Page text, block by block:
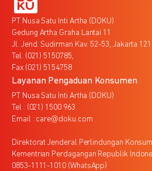
PT Nusa Satu Inti Artha (DOKU)
Gedung Artha Graha Lantai 11
Jl. Jend. Sudirman Kav. 52-53, Jakarta
Tel. (021) 5150785,
Fax (021) 5154758
Layanan Pengaduan Konsumen
PT Nusa Satu Inti Artha (DOKU)
Tel : (021) 1500 963
Email : care@doku.com
Direktorat Jenderal Perlindungan
Kementrian Perdagangan Republik
0853-1111-1010 (WhatsApp)